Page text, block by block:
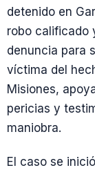
detenido en
robo calificado
denuncia para
víctima del
Misiones,
pericias y
maniobra.
El caso se